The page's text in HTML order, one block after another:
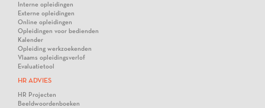
Interne opleidingen
Externe opleidingen
Online opleidingen
Opleidingen voor bedienden
Kalender
Opleiding werkzoekenden
Vlaams opleidingsverlof
Evaluatietool
HR ADVIES
HR Projecten
Beeldwoordenboeken